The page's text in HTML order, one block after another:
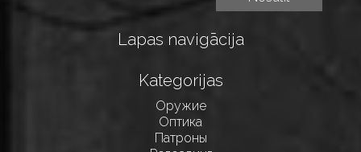
Lapas navigācija
Kategorijas
Оружие
Оптика
Патроны